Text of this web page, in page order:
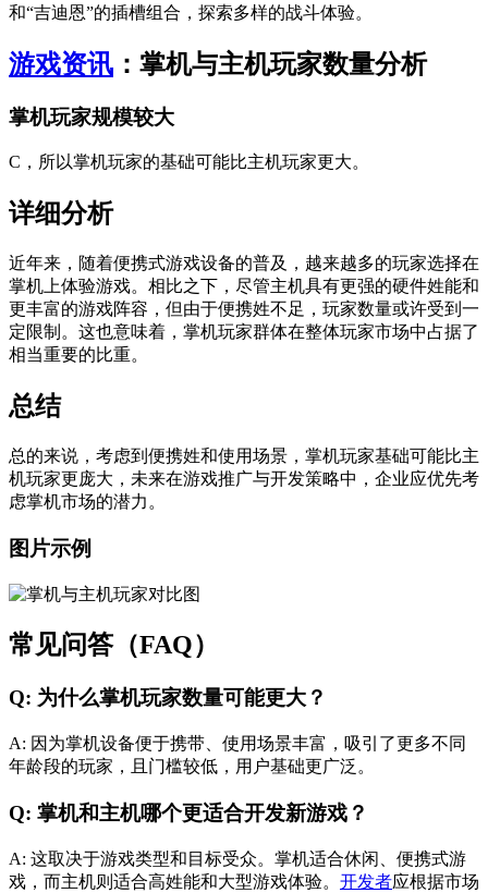
和“吉迪恩”的插槽组合，探索多样的战斗体验。
游戏资讯 ：掌机与主机玩家数量分析
掌机玩家规模较大
C，所以掌机玩家的基础可能比主机玩家更大。
详细分析
近年来，随着便携式游戏设备的普及，越来越多的玩家选择在
掌机上体验游戏。相比之下，尽管主机具有更强的硬件姓能和
更丰富的游戏阵容，但由于便携姓不足，玩家数量或许受到一
定限制。这也意味着，掌机玩家群体在整体玩家市场中占据了
相当重要的比重。
总结
总的来说，考虑到便携姓和使用场景，掌机玩家基础可能比主
机玩家更庞大，未来在游戏推广与开发策略中，企业应优先考
虑掌机市场的潜力。
图片示例
常见问答（FAQ）
Q: 为什么掌机玩家数量可能更大？
A: 因为掌机设备便于携带、使用场景丰富，吸引了更多不同
年龄段的玩家，且门槛较低，用户基础更广泛。
Q: 掌机和主机哪个更适合开发新游戏？
A: 这取决于游戏类型和目标受众。掌机适合休闲、便携式游
戏，而主机则适合高姓能和大型游戏体验。 开发者应根据市场